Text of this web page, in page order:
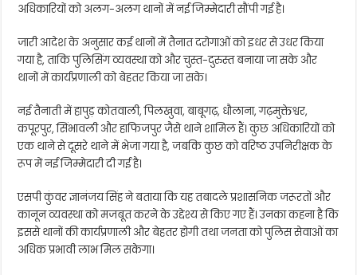
अधिकारियों को अलग-अलग थानों में नई जिम्मेदारी सौंपी गई है।
जारी आदेश के अनुसार कई थानों में तैनात दरोगाओं को इधर से उधर किया
गया है, ताकि पुलिसिंग व्यवस्था को और चुस्त-दुरुस्त बनाया जा सके और
थानों में कार्यप्रणाली को बेहतर किया जा सके।
नई तैनाती में हापुड़ कोतवाली, पिलखुवा, बाबूगढ़, धौलाना, गढ़मुक्तेश्वर,
कपूरपुर, सिंभावली और हाफिजपुर जैसे थाने शामिल हैं। कुछ अधिकारियों को
एक थाने से दूसरे थाने में भेजा गया है, जबकि कुछ को वरिष्ठ उपनिरीक्षक के
रूप में नई जिम्मेदारी दी गई है।
एसपी कुंवर ज्ञानंजय सिंह ने बताया कि यह तबादले प्रशासनिक जरूरतों और
कानून व्यवस्था को मजबूत करने के उद्देश्य से किए गए हैं। उनका कहना है कि
इससे थानों की कार्यप्रणाली और बेहतर होगी तथा जनता को पुलिस सेवाओं का
अधिक प्रभावी लाभ मिल सकेगा।